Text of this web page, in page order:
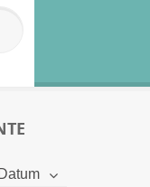
Datum